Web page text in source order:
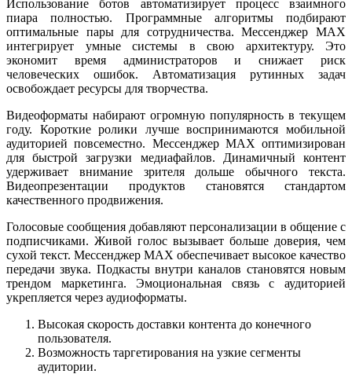
Использование ботов автоматизирует процесс взаимного
пиара полностью. Программные алгоритмы подбирают
оптимальные пары для сотрудничества. Мессенджер MAX
интегрирует умные системы в свою архитектуру. Это
экономит время администраторов и снижает риск
человеческих ошибок. Автоматизация рутинных задач
освобождает ресурсы для творчества.
Видеоформаты набирают огромную популярность в текущем
году. Короткие ролики лучше воспринимаются мобильной
аудиторией повсеместно. Мессенджер MAX оптимизирован
для быстрой загрузки медиафайлов. Динамичный контент
удерживает внимание зрителя дольше обычного текста.
Видеопрезентации продуктов становятся стандартом
качественного продвижения.
Голосовые сообщения добавляют персонализации в общение с
подписчиками. Живой голос вызывает больше доверия, чем
сухой текст. Мессенджер MAX обеспечивает высокое качество
передачи звука. Подкасты внутри каналов становятся новым
трендом маркетинга. Эмоциональная связь с аудиторией
укрепляется через аудиоформаты.
Высокая скорость доставки контента до конечного
пользователя.
Возможность таргетирования на узкие сегменты
аудитории.